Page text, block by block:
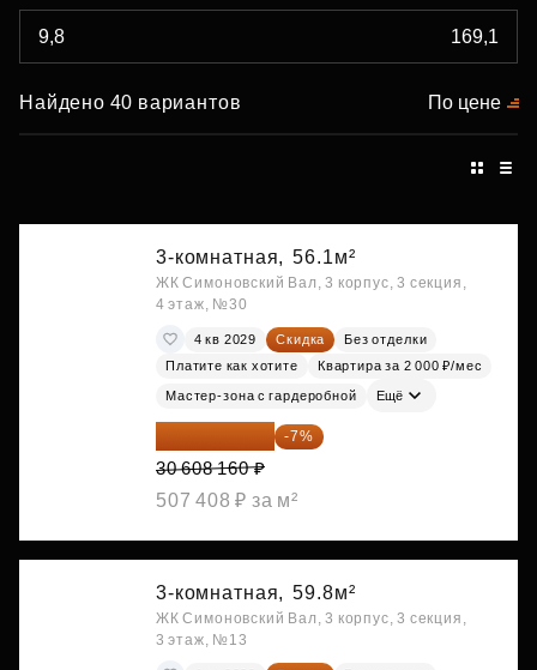
Найдено 40 вариантов По цене
3-комнатная, 56.1м²
ЖК Симоновский Вал, 3 корпус, 3 секция,
4 этаж, №30
4 кв 2029 Скидка
Без отделки
Платите как хотите
Квартира за 2 000 ₽/мес
Мастер-зона с гардеробной Ещё
28 465 589 ₽ -7%
30 608 160 ₽
507 408 ₽ за м²
3-комнатная, 59.8м²
ЖК Симоновский Вал, 3 корпус, 3 секция,
3 этаж, №13